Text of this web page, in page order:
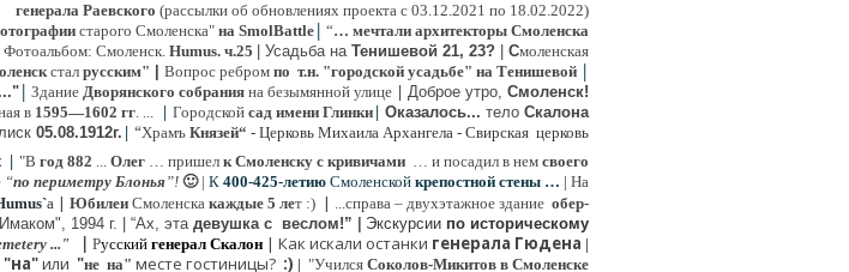
генерала Раевского (рассылки об обновлениях проекта с 03.12.2021 по 18.02.2022)
старого Смоленска" на SmolBattle | “… мечтали архитекторы Смоленска
Фотоальбом: Смоленск. Humus. ч.25 | Усадьба на Тенишевой 21, 23? Смоленская
стал русским" Вопрос ребром по т.н. "городской усадьбе" на Тенишевой |
| Здание Дворянского собрания на безымянной улице | Доброе утро, Смоленск!
в 1595—1602 гг. ... | Городской сад имени Глинки | Оказалось... тело Скалона
05.08.1912г. | “Храмъ Князей“ - Церковь Михаила Архангела - Свирская церковь
| "В год 882 ... Олег … пришел к Смоленску с кривичами … и посадил в нем своего
“по периметру Блонья”! 🙂| К 400-425-летию Смоленской крепостной стены … | На
a | Юбилеи Смоленска каждые 5 лет :) | ...справа – двухэтажное здание обер-
1994 г. “Ах, эта девушка с веслом!” Экскурсии по историческому
..." | Русский генерал Скалон | Как искали останки генерала Гюдена |
"на"или "не на" месте гостиницы? :) | "Учился Соколов-Микитов в Смоленске